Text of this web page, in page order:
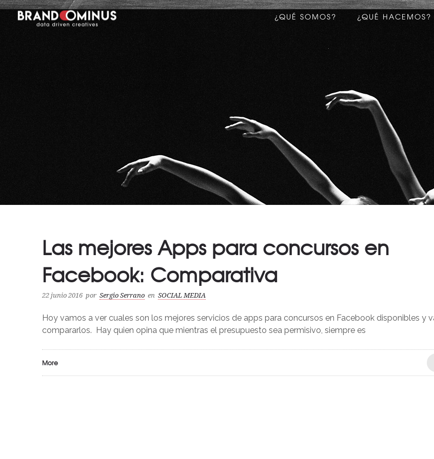
¿QUÉ SOMOS? ¿QUÉ HACEMOS?
Las mejores Apps para concursos en
Facebook: Comparativa
22 junio 2016 por Sergio Serrano en SOCIAL MEDIA
Hoy vamos a ver cuales son los mejores servicios de apps para concursos en Facebook disponibles y
compararlos. Hay quien opina que mientras el presupuesto sea permisivo, siempre es
More